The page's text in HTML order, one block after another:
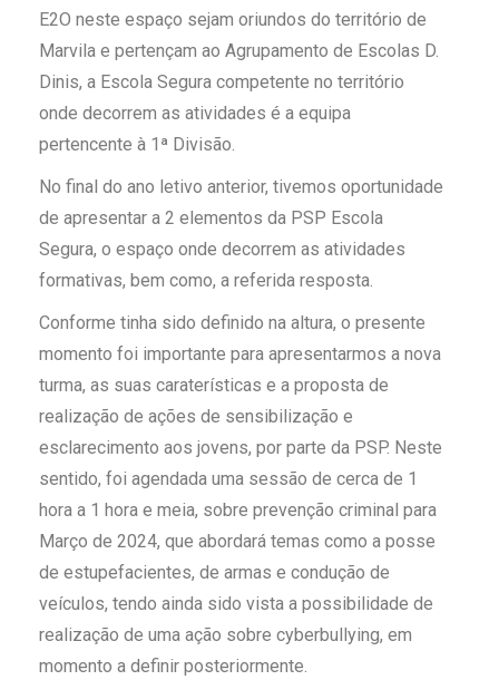
E2O neste espaço sejam oriundos do território de
Marvila e pertençam ao Agrupamento de Escolas D.
Dinis, a Escola Segura competente no território
onde decorrem as atividades é a equipa
pertencente à 1ª Divisão.
No final do ano letivo anterior, tivemos oportunidade
de apresentar a 2 elementos da PSP Escola
Segura, o espaço onde decorrem as atividades
formativas, bem como, a referida resposta.
Conforme tinha sido definido na altura, o presente
momento foi importante para apresentarmos a nova
turma, as suas caraterísticas e a proposta de
realização de ações de sensibilização e
esclarecimento aos jovens, por parte da PSP. Neste
sentido, foi agendada uma sessão de cerca de 1
hora a 1 hora e meia, sobre prevenção criminal para
Março de 2024, que abordará temas como a posse
de estupefacientes, de armas e condução de
veículos, tendo ainda sido vista a possibilidade de
realização de uma ação sobre cyberbullying, em
momento a definir posteriormente.